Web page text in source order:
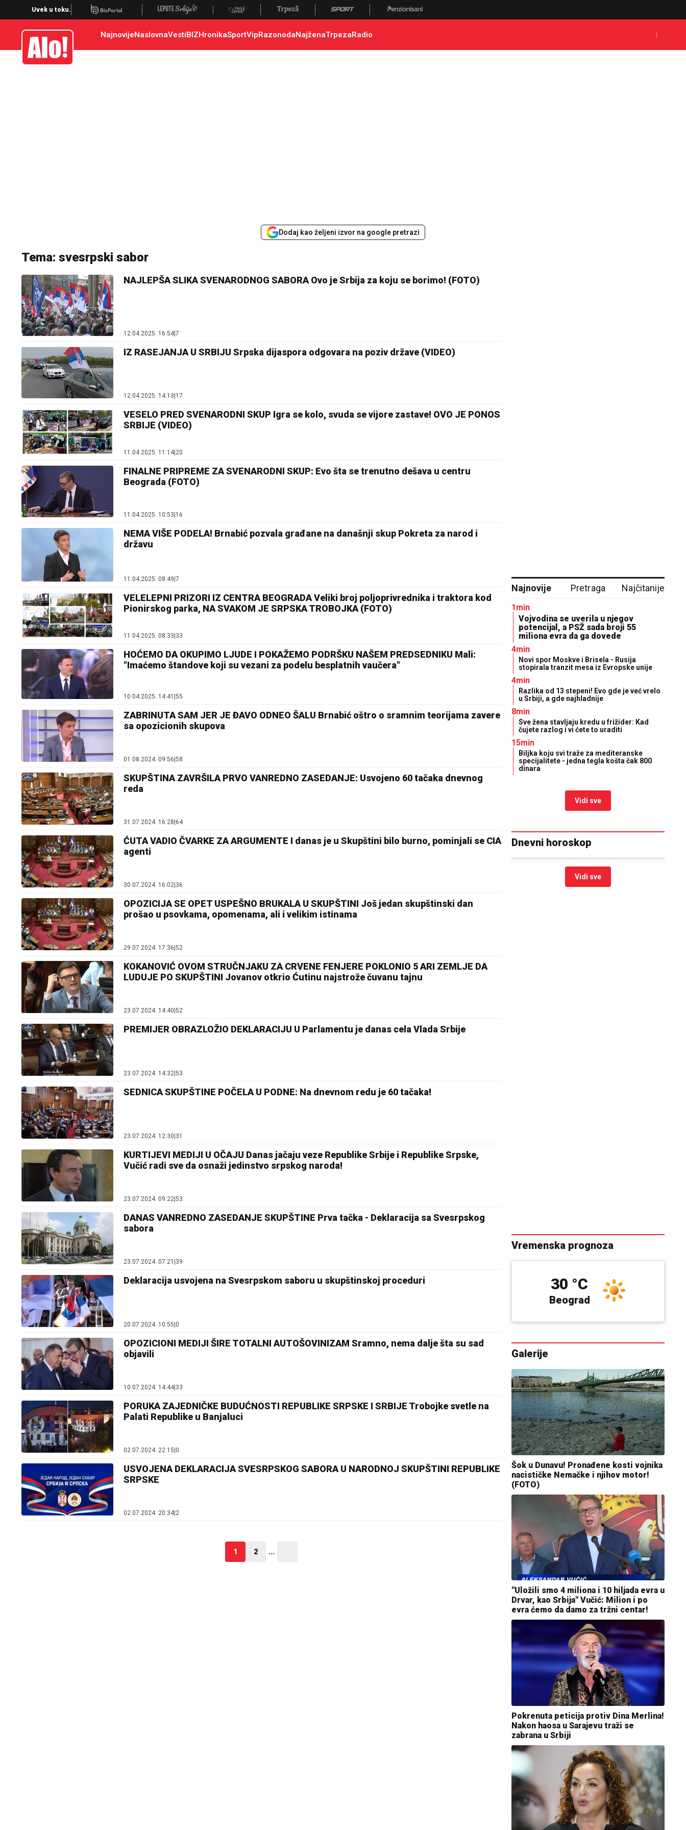
Uvek u toku.
Alo NajnovijeNaslovnaVestiBIZHronikaSportVipRazonodaNajženaTrpezaRadio
Dodaj kao željeni izvor na google pretrazi
Tema: svesrpski sabor
NAJLEPŠA SLIKA SVENARODNOG SABORA Ovo je Srbija za koju se borimo! (FOTO)
12.04.2025. 16:54 7
IZ RASEJANJA U SRBIJU Srpska dijaspora odgovara na poziv države (VIDEO)
12.04.2025. 14:13|17
VESELO PRED SVENARODNI SKUP Igra se kolo, svuda se vijore zastave! OVO JE PONOS
SRBIJE (VIDEO)
11.04.2025. 11:14|20
FINALNE PRIPREME ZA SVENARODNI SKUP: Evo šta se trenutno dešava u centru
Beograda (FOTO)
11.04.2025. 10:53 16
NEMA VIŠE PODELA! Brnabić pozvala građane na današnji skup Pokreta za narod i
državu
11.04.2025. 08:49 7
VELELEPNI PRIZORI IZ CENTRA BEOGRADA Veliki broj poljoprivrednika i traktora kod
Pionirskog parka, NA SVAKOM JE SRPSKA TROBOJKA (FOTO)
11.04.2025. 08:33 33
HOĆEMO DA OKUPIMO LJUDE I POKAŽEMO PODRŠKU NAŠEM PREDSEDNIKU Mali:
"Imaćemo štandove koji su vezani za podelu besplatnih vaučera"
10.04.2025. 14:41 55
ZABRINUTA SAM JER JE ĐAVO ODNEO ŠALU Brnabić oštro o sramnim teorijama zavere
sa opozicionih skupova
01.08.2024. 09:56 58
SKUPŠTINA ZAVRŠILA PRVO VANREDNO ZASEDANJE: Usvojeno 60 tačaka dnevnog
reda
31.07.2024. 16:28 64
ĆUTA VADIO ČVARKE ZA ARGUMENTE I danas je u Skupštini bilo burno, pominjali se CIA
agenti
30.07.2024. 16:02 36
OPOZICIJA SE OPET USPEŠNO BRUKALA U SKUPŠTINI Još jedan skupštinski dan
prošao u psovkama, opomenama, ali i velikim istinama
29.07.2024. 17:36 52
KOKANOVIĆ OVOM STRUČNJAKU ZA CRVENE FENJERE POKLONIO 5 ARI ZEMLJE DA
LUDUJE PO SKUPŠTINI Jovanov otkrio Ćutinu najstrože čuvanu tajnu
23.07.2024. 14:40 52
PREMIJER OBRAZLOŽIO DEKLARACIJU U Parlamentu je danas cela Vlada Srbije
23.07.2024. 14:32 53
SEDNICA SKUPŠTINE POČELA U PODNE: Na dnevnom redu je 60 tačaka!
23.07.2024. 12:30 31
KURTIJEVI MEDIJI U OČAJU Danas jačaju veze Republike Srbije i Republike Srpske,
Vučić radi sve da osnaži jedinstvo srpskog naroda!
23.07.2024. 09:22 53
DANAS VANREDNO ZASEDANJE SKUPŠTINE Prva tačka - Deklaracija sa Svesrpskog
sabora
23.07.2024. 07:21 39
Deklaracija usvojena na Svesrpskom saboru u skupštinskoj proceduri
20.07.2024. 10:55 0
OPOZICIONI MEDIJI ŠIRE TOTALNI AUTOŠOVINIZAM Sramno, nema dalje šta su sad
objavili
10.07.2024. 14:44 33
PORUKA ZAJEDNIČKE BUDUĆNOSTI REPUBLIKE SRPSKE I SRBIJE Trobojke svetle na
Palati Republike u Banjaluci
02.07.2024. 22:15 0
USVOJENA DEKLARACIJA SVESRPSKOG SABORA U NARODNOJ SKUPŠTINI REPUBLIKE
SRPSKE
02.07.2024. 20:34 2
1 2 ...
Najnovije Pretraga Najčitanije
1min
Vojvodina se uverila u njegov
potencijal, a PSŽ sada broji 55
miliona evra da ga dovede
4min
Novi spor Moskve i Brisela - Rusija
stopirala tranzit mesa iz Evropske unije
4min
Razlika od 13 stepeni! Evo gde je već vrelo
u Srbiji, a gde najhladnije
8min
Sve žena stavljaju kredu u frižider: Kad
čujete razlog i vi ćete to uraditi
15min
Biljka koju svi traže za mediteranske
specijalitete - jedna tegla košta čak 800
dinara
Vidi sve
Dnevni horoskop
Vidi sve
Vremenska prognoza
27 °C
Beograd
30 °C
Galerije
Šok u Dunavu! Pronađene kosti vojnika
nacističke Nemačke i njihov motor!
(FOTO)
"Uložili smo 4 miliona i 10 hiljada evra u
Drvar, kao Srbija" Vučić: Milion i po
evra ćemo da damo za tržni centar!
Pokrenuta peticija protiv Dina Merlina!
Nakon haosa u Sarajevu traži se
zabrana u Srbiji